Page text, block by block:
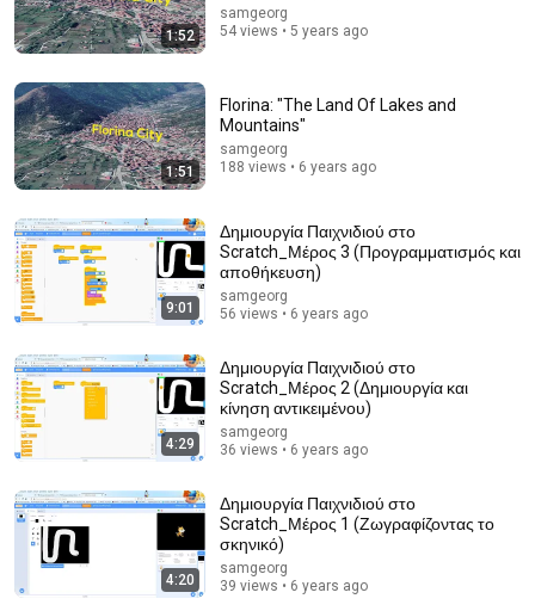
Εγκολφόπουλος: Στους Τούρκους πρέπει να μιλάς με
Η ΝΑΥΤΕΜΠΟΡΙΚΗ
New 34K views
Ξαρχάκος, Μοσχολιού, Καλογιάννης τραγουδούν στην
Κώστας Χαρδαβέλλας • 70K views
1:52
samgeorg
54 views • 5 years ago
1:51
Florina: "The Land Of Lakes and
Mountains"
samgeorg
188 views • 6 years ago
9:01
Δημιουργία Παιχνιδιού στο
Scratch_Μέρος 3 (Προγραμματισμός και
αποθήκευση)
samgeorg
56 views • 6 years ago
4:29
Δημιουργία Παιχνιδιού στο
Scratch_Μέρος 2 (Δημιουργία και
κίνηση αντικειμένου)
samgeorg
36 views • 6 years ago
4:20
Δημιουργία Παιχνιδιού στο
Scratch_Μέρος 1 (Ζωγραφίζοντας το
σκηνικό)
samgeorg
39 views • 6 years ago